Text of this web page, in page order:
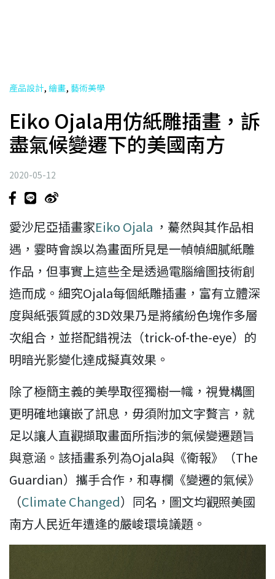
產品設計, 繪畫, 藝術美學
Eiko Ojala用仿紙雕插畫，訴
盡氣候變遷下的美國南方
2020-05-12
愛沙尼亞插畫家Eiko Ojala ，驀然與其作品相
遇，霎時會誤以為畫面所見是一幀幀細膩紙雕
作品，但事實上這些全是透過電腦繪圖技術創
造而成。細究Ojala每個紙雕插畫，富有立體深
度與紙張質感的3D效果乃是將繽紛色塊作多層
次組合，並搭配錯視法（trick-of-the-eye）的
明暗光影變化達成擬真效果。
除了極簡主義的美學取徑獨樹一幟，視覺構圖
更明確地鑲嵌了訊息，毋須附加文字贅言，就
足以讓人直觀擷取畫面所指涉的氣候變遷題旨
與意涵。該插畫系列為Ojala與《衛報》（The
Guardian）攜手合作，和專欄《變遷的氣候》
（Climate Changed）同名，圖文均觀照美國
南方人民近年遭逢的嚴峻環境議題。